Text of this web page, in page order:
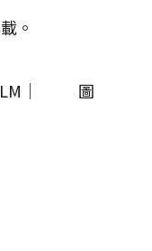
。
圖